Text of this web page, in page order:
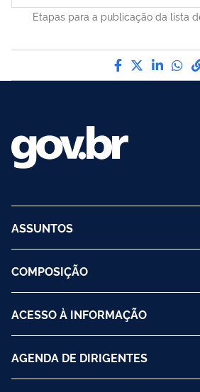
Etapas para a publicação da lista
ASSUNTOS
COMPOSIÇÃO
ACESSO À INFORMAÇÃO
AGENDA DE DIRIGENTES